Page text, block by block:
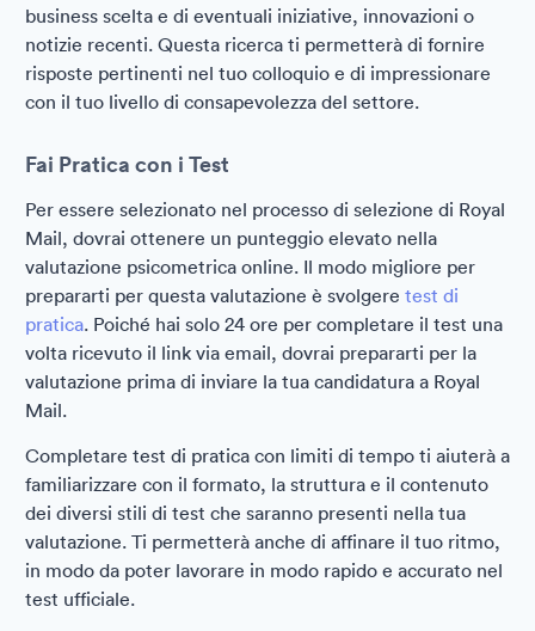
business scelta e di eventuali iniziative, innovazioni o
notizie recenti. Questa ricerca ti permetterà di fornire
risposte pertinenti nel tuo colloquio e di impressionare
con il tuo livello di consapevolezza del settore.
Fai Pratica con i Test
Per essere selezionato nel processo di selezione di Royal
Mail, dovrai ottenere un punteggio elevato nella
valutazione psicometrica online. Il modo migliore per
prepararti per questa valutazione è svolgere test di
pratica. Poiché hai solo 24 ore per completare il test una
volta ricevuto il link via email, dovrai prepararti per la
valutazione prima di inviare la tua candidatura a Royal
Mail.
Completare test di pratica con limiti di tempo ti aiuterà a
familiarizzare con il formato, la struttura e il contenuto
dei diversi stili di test che saranno presenti nella tua
valutazione. Ti permetterà anche di affinare il tuo ritmo,
in modo da poter lavorare in modo rapido e accurato nel
test ufficiale.